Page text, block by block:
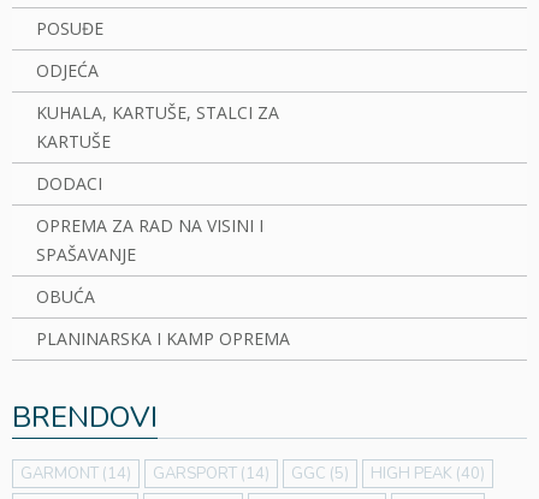
POSUĐE
ODJEĆA
KUHALA, KARTUŠE, STALCI ZA
KARTUŠE
DODACI
OPREMA ZA RAD NA VISINI I
SPAŠAVANJE
OBUĆA
PLANINARSKA I KAMP OPREMA
BRENDOVI
GARMONT (14) GARSPORT (14) GGC (5) HIGH PEAK (40)